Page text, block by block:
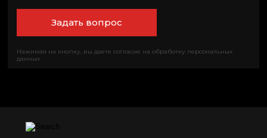
Нажимая на кнопку, вы даете согласие на обработку персональных
данных